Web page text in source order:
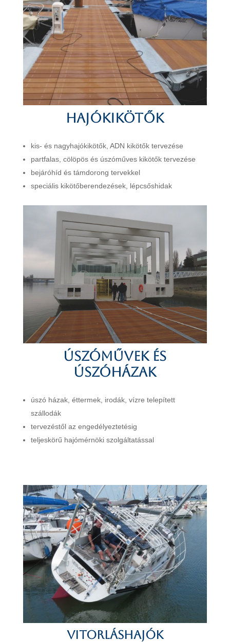
Hajókikötők
kis- és nagyhajókikötők, ADN kikötők tervezése
partfalas, cölöpös és úszóműves kikötők tervezése
bejáróhíd és támdorong tervekkel
speciális kikötőberendezések, lépcsőshidak
Úszóművek és
úszóházak
úszó házak, éttermek, irodák, vízre telepített
szállodák
tervezéstől az engedélyeztetésig
teljeskörű hajómérnöki szolgáltatással
Vitorláshajók